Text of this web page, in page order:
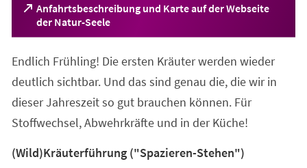
Anfahrtsbeschreibung und Karte auf der Webseite
der Natur-Seele
(Öffnet
in
neuen
Tab)
Endlich Frühling! Die ersten Kräuter werden wieder
deutlich sichtbar. Und das sind genau die, die wir in
dieser Jahreszeit so gut brauchen können. Für
Stoffwechsel, Abwehrkräfte und in der Küche!
(Wild)Kräuterführung ("Spazieren-Stehen")